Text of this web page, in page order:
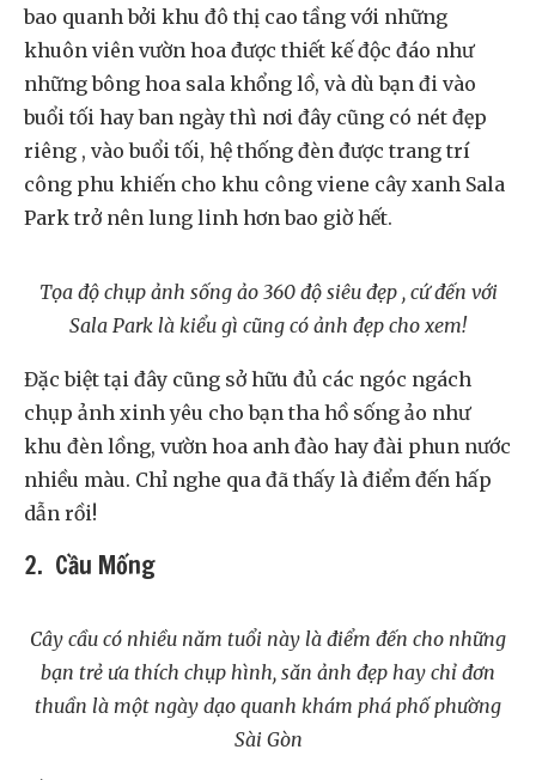
bao quanh bởi khu đô thị cao tầng với những
khuôn viên vườn hoa được thiết kế độc đáo như
những bông hoa sala khổng lồ, và dù bạn đi vào
buổi tối hay ban ngày thì nơi đây cũng có nét đẹp
riêng , vào buổi tối, hệ thống đèn được trang trí
công phu khiến cho khu công viene cây xanh Sala
Park trở nên lung linh hơn bao giờ hết.
Tọa độ chụp ảnh sống ảo 360 độ siêu đẹp , cứ đến với
Sala Park là kiểu gì cũng có ảnh đẹp cho xem!
Đặc biệt tại đây cũng sở hữu đủ các ngóc ngách
chụp ảnh xinh yêu cho bạn tha hồ sống ảo như
khu đèn lồng, vườn hoa anh đào hay đài phun nước
nhiều màu. Chỉ nghe qua đã thấy là điểm đến hấp
dẫn rồi!
2. Cầu Mống
Cây cầu có nhiều năm tuổi này là điểm đến cho những
bạn trẻ ưa thích chụp hình, săn ảnh đẹp hay chỉ đơn
thuần là một ngày dạo quanh khám phá phố phường
Sài Gòn